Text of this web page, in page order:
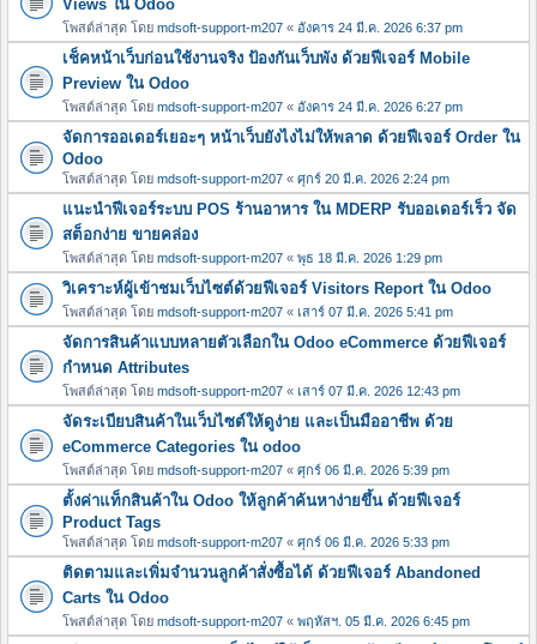
Views ใน Odoo
โพสต์ล่าสุด โดย mdsoft-support-m207 « อังคาร 24 มี.ค. 2026 6:37 pm
เช็คหน้าเว็บก่อนใช้งานจริง ป้องกันเว็บพัง ด้วยฟีเจอร์ Mobile
Preview ใน Odoo
โพสต์ล่าสุด โดย mdsoft-support-m207 « อังคาร 24 มี.ค. 2026 6:27 pm
จัดการออเดอร์เยอะๆ หน้าเว็บยังไงไม่ให้พลาด ด้วยฟีเจอร์ Order ใน
Odoo
โพสต์ล่าสุด โดย mdsoft-support-m207 « ศุกร์ 20 มี.ค. 2026 2:24 pm
แนะนำฟีเจอร์ระบบ POS ร้านอาหาร ใน MDERP รับออเดอร์เร็ว จัด
สต็อกง่าย ขายคล่อง
โพสต์ล่าสุด โดย mdsoft-support-m207 « พุธ 18 มี.ค. 2026 1:29 pm
วิเคราะห์ผู้เข้าชมเว็บไซต์ด้วยฟีเจอร์ Visitors Report ใน Odoo
โพสต์ล่าสุด โดย mdsoft-support-m207 « เสาร์ 07 มี.ค. 2026 5:41 pm
จัดการสินค้าแบบหลายตัวเลือกใน Odoo eCommerce ด้วยฟีเจอร์
กำหนด Attributes
โพสต์ล่าสุด โดย mdsoft-support-m207 « เสาร์ 07 มี.ค. 2026 12:43 pm
จัดระเบียบสินค้าในเว็บไซต์ให้ดูง่าย และเป็นมืออาชีพ ด้วย
eCommerce Categories ใน odoo
โพสต์ล่าสุด โดย mdsoft-support-m207 « ศุกร์ 06 มี.ค. 2026 5:39 pm
ตั้งค่าแท็กสินค้าใน Odoo ให้ลูกค้าค้นหาง่ายขึ้น ด้วยฟีเจอร์
Product Tags
โพสต์ล่าสุด โดย mdsoft-support-m207 « ศุกร์ 06 มี.ค. 2026 5:33 pm
ติดตามและเพิ่มจำนวนลูกค้าสั่งซื้อได้ ด้วยฟีเจอร์ Abandoned
Carts ใน Odoo
โพสต์ล่าสุด โดย mdsoft-support-m207 « พฤหัสฯ. 05 มี.ค. 2026 6:45 pm